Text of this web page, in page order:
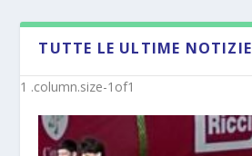
TUTTE LE ULTIME NOTIZIE